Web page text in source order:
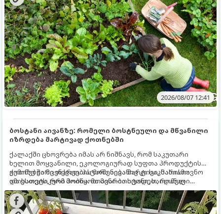
მნიშვნელოვანი საქმის გაკეთება უნდა მოასწროთ:
2026/08/07 12:41
ბოსტანი აივანზე: რომელი ბოსტნეული და მწვანილი
იზრდება მარტივად ქოთნებში
ქალაქში ცხოვრება იმას არ ნიშნავს, რომ საკუთარი
ხელით მოყვანილი, ეკოლოგიურად სუფთა პროდუქტის
გემოზე უარი თქვათ. პატარა აივანიც კი საკმარისია
იმისათვის, რომ მოიწყოთ მინი-ბოსტანი, საიდანაც
ყოველდღიურად ახალ, არომატულ მწვანილსა და
ბოსტნეულს მოკრეფთ.
ქოთნებში მცენარეების მოშენება მარტივი, სასიამოვნო
და ესთეტიკური ჰობია. მთავარია იცოდეთ, რომელი
კულტურები ეგუებიან ქოთნის პირობებს ყველაზე კარგად
და როგორ მოუაროთ მათ სწორად.